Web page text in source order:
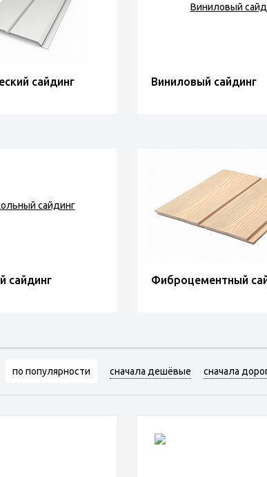
сайдинг Виниловый сайдинг
сайдинг Фиброцементный
по популярности сначала дешёвые сначала